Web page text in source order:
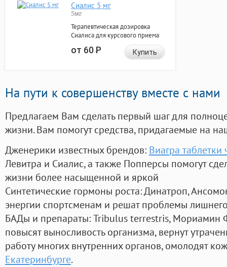
Сиалис 5 мг
5мг
Терапевтическая дозировка
Сиалиса для курсового приема
от 60Р Купить
На пути к совершенству вместе с нами
Предлагаем Вам сделать первый шаг для
жизни. Вам помогут средства, придагаемые на
Дженерики известных брендов: Виагра
Левитра и Сиалис, а также Попперсы помогут
жизни более насыщенной и яркой
Синтетические гормоны роста: Динатроп,
энергии спортсменам и решат проблемы
БАДы и препараты:Tribulus terrestris, Мориамин
повысят выносливость организма, вернут
работу многих внутренних органов, омолодят
Екатеринбурге.